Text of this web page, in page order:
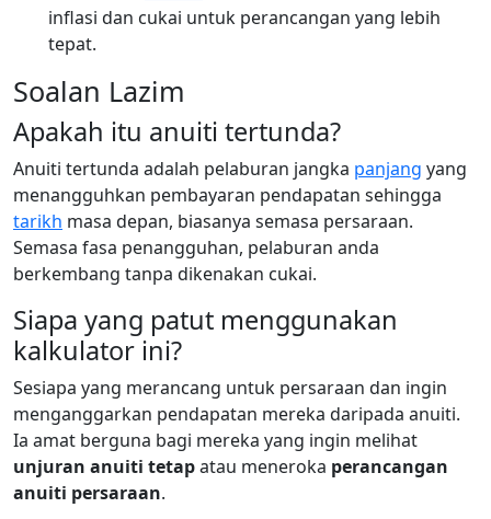
inflasi dan cukai untuk perancangan yang lebih
tepat.
Soalan Lazim
Apakah itu anuiti tertunda?
Anuiti tertunda adalah pelaburan jangka panjang yang
menangguhkan pembayaran pendapatan sehingga
tarikh masa depan, biasanya semasa persaraan.
Semasa fasa penangguhan, pelaburan anda
berkembang tanpa dikenakan cukai.
Siapa yang patut menggunakan
kalkulator ini?
Sesiapa yang merancang untuk persaraan dan ingin
menganggarkan pendapatan mereka daripada anuiti.
Ia amat berguna bagi mereka yang ingin melihat
unjuran anuiti tetapatau meneroka perancangan
anuiti persaraan.